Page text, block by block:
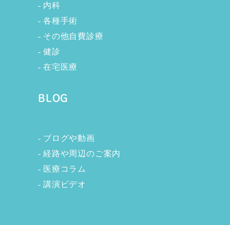
内科
各種手術
その他自費診療
健診
在宅医療
BLOG
ブログや動画
経路や周辺のご案内
医療コラム
講演ビデオ